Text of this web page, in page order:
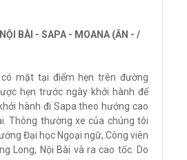
BÀI - SAPA - MOANA (ĂN - /
có mặt tại điểm hẹn trên đường
hẹn trước ngày khởi hành để
hành đi Sapa theo hướng cao
Thông thường xe của chúng tôi
Đại học Ngoại ngữ, Công viên
Long, Nội Bài và ra cao tốc. Do